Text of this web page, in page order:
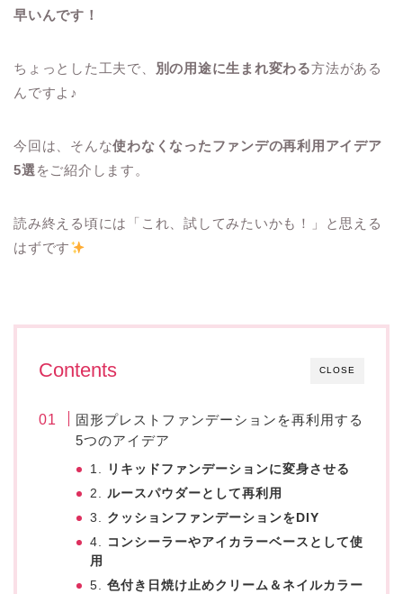
早いんです！
ちょっとした工夫で、 別の用途に生まれ変わる方法がある
んですよ♪
今回は、そんな使わなくなったファンデの再利用アイデア
5選 をご紹介します。
読み終える頃には「これ、試してみたいかも！」と思える
はずです
CLOSE
Contents
固形プレストファンデーションを再利用する
5つのアイデア
1.
リキッドファンデーションに変身させる
2.ルースパウダーとして再利用
3. クッションファンデーションをDIY
4. コンシーラーやアイカラーベースとして使
用
5.色付き日焼け止めクリーム＆ネイルカラー